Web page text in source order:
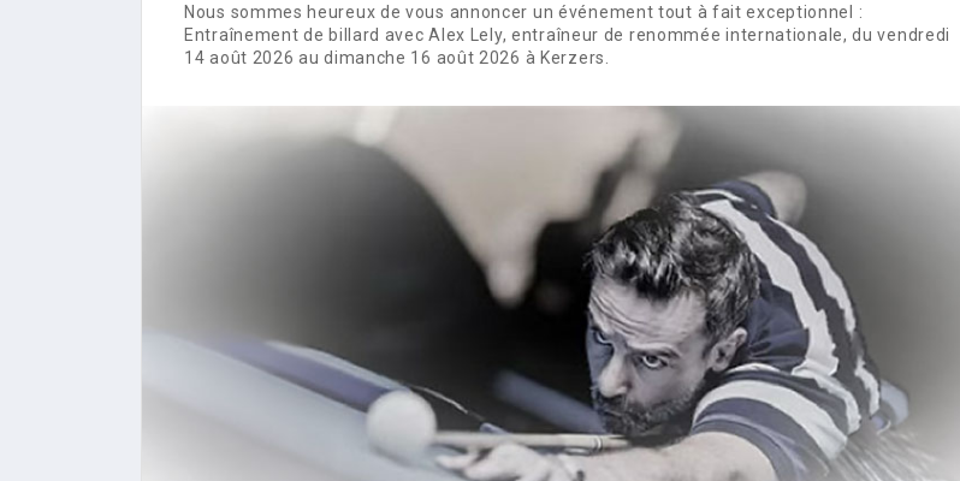
Nous sommes heureux de vous annoncer un événement tout à fait exceptionnel :
Entraînement de billard avec Alex Lely, entraîneur de renommée internationale, du vendredi
14 août 2026 au dimanche 16 août 2026 à Kerzers.